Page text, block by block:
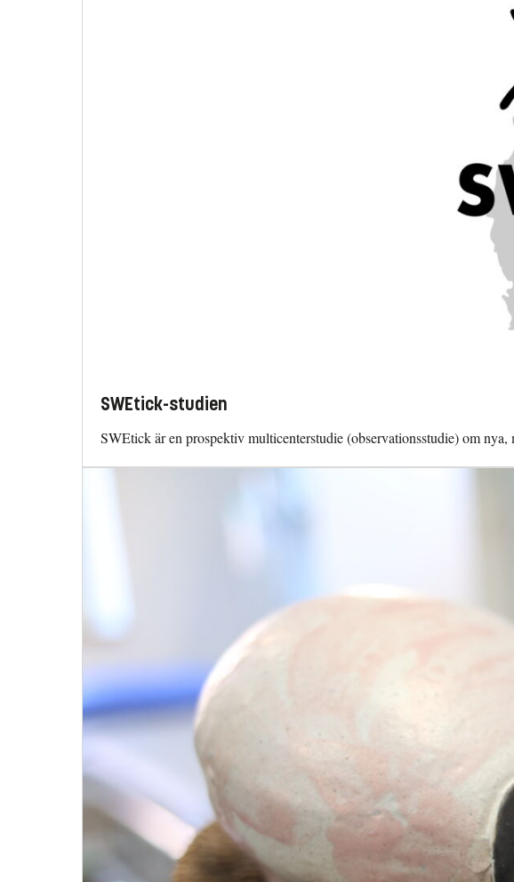
SWEtick-studien
SWEtick är en prospektiv multicenterstudie (observationsstudie) om